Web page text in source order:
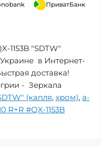
ПриватБанк
1153B "SDTW"
в Интернет-
доставка!
- Зеркала
(капля, хром), a-
R+R #QX-1153B